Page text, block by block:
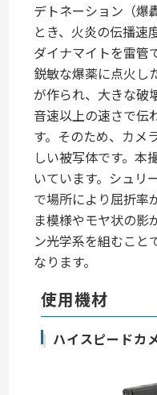
デトネーション（爆
とき、火炎の伝播速
ダイナマイトを雷管
鋭敏な爆薬に点火し
が作られ、大きな破
音速以上の速さで伝
す。そのため、カメ
しい被写体です。本
いています。シュリ
で場所により屈折率
ま模様やモヤ状の影
ン光学系を組むこと
なります。
使用機材
ハイスピード